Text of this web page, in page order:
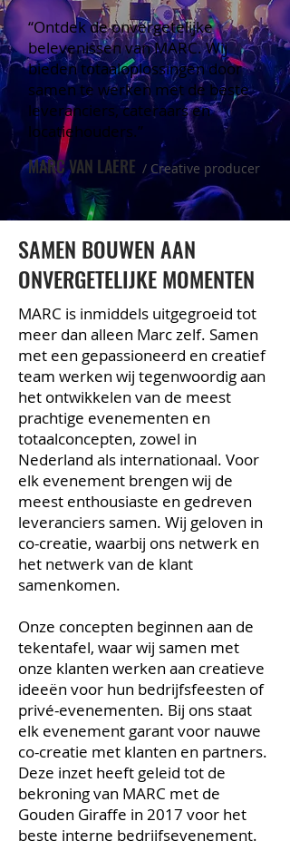
“Ontdek de onvergetelijke
belevenissen van MARC. Wij
bieden totaaloplossingen door
samen te werken met de beste
leveranciers, cateraars en
locatiehouders.”
MARC VAN LAERE / Creative producer
SAMEN BOUWEN AAN
ONVERGETELIJKE MOMENTEN
MARC is inmiddels uitgegroeid tot
meer dan alleen Marc zelf. Samen
met een gepassioneerd en creatief
team werken wij tegenwoordig aan
het ontwikkelen van de meest
prachtige evenementen en
totaalconcepten, zowel in
Nederland als internationaal. Voor
elk evenement brengen wij de
meest enthousiaste en gedreven
leveranciers samen. Wij geloven in
co-creatie, waarbij ons netwerk en
het netwerk van de klant
samenkomen.
Onze concepten beginnen aan de
tekentafel, waar wij samen met
onze klanten werken aan creatieve
ideeën voor hun bedrijfsfeesten of
privé-evenementen. Bij ons staat
elk evenement garant voor nauwe
co-creatie met klanten en partners.
Deze inzet heeft geleid tot de
bekroning van MARC met de
Gouden Giraffe in 2017 voor het
beste interne bedrijfsevenement.